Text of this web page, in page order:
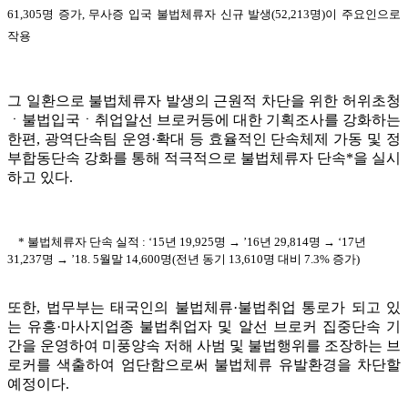
61,305명 증가, 무사증 입국 불법체류자 신규 발생(52,213명)이 주요인으로
작용
그 일환으로 불법체류자 발생의 근원적 차단을 위한 허위초청
ㆍ불법입국ㆍ취업알선 브로커등에 대한 기획조사를 강화하는
한편, 광역단속팀 운영·확대 등 효율적인 단속체제 가동 및 정
부합동단속 강화를 통해 적극적으로 불법체류자 단속*을 실시
하고 있다.
* 불법체류자 단속 실적 : ‘15년 19,925명 → ’16년 29,814명 → ‘17년
31,237명 → ’18. 5월말 14,600명(전년 동기 13,610명 대비 7.3% 증가)
또한, 법무부는 태국인의 불법체류·불법취업 통로가 되고 있
는 유흥·마사지업종 불법취업자 및 알선 브로커 집중단속 기
간을 운영하여 미풍양속 저해 사범 및 불법행위를 조장하는 브
로커를 색출하여 엄단함으로써 불법체류 유발환경을 차단할
예정이다.